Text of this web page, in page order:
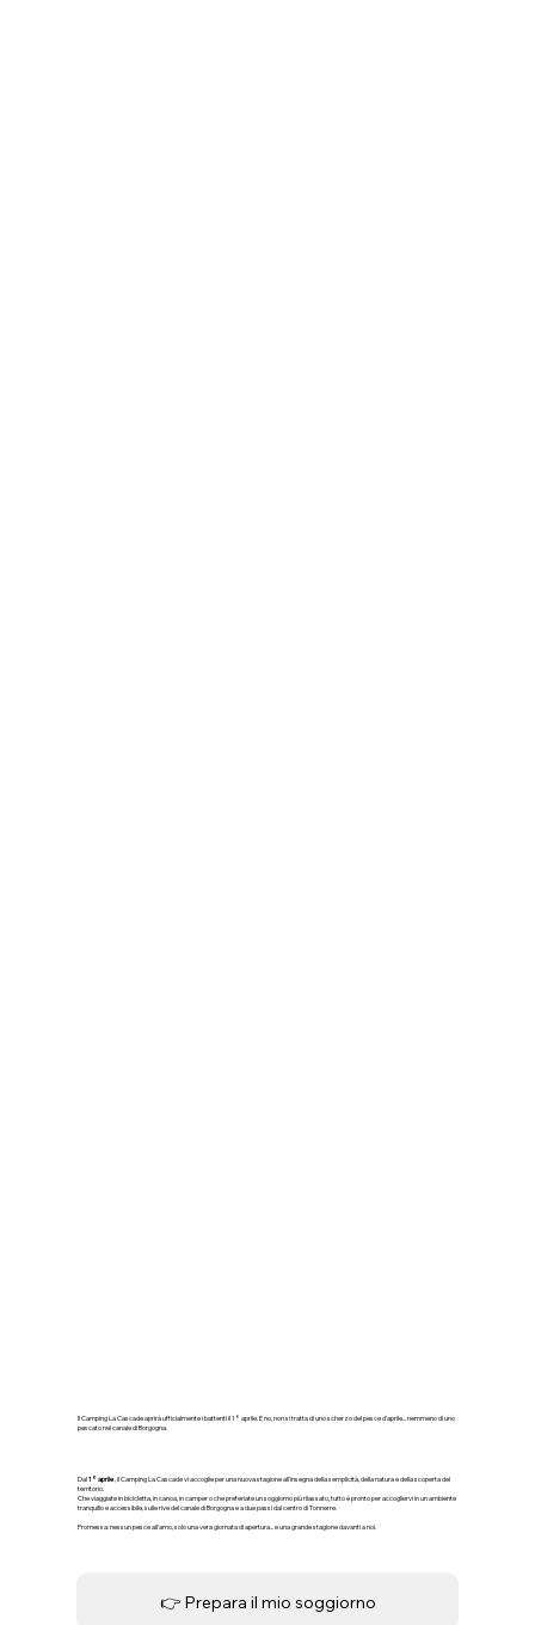
Il Camping La Cascade aprirà ufficialmente i battenti il 1° aprile. E no, non si tratta di uno scherzo del pesce d'aprile... nemmeno di uno
pescato nel canale di Borgogna.
Dal1° aprile, il Camping La Cascade vi accoglie per una nuova stagione all'insegna della semplicità, della natura e della scoperta del
territorio.
Che viaggiate in bicicletta, in canoa, in camper o che preferiate un soggiorno più rilassato, tutto è pronto per accogliervi in un ambiente
tranquillo e accessibile, sulle rive del canale di Borgogna e a due passi dal centro di Tonnerre.
Promessa: nessun pesce all'amo, solo una vera giornata di apertura... e una grande stagione davanti a noi.
👉 Prepara il mio soggiorno